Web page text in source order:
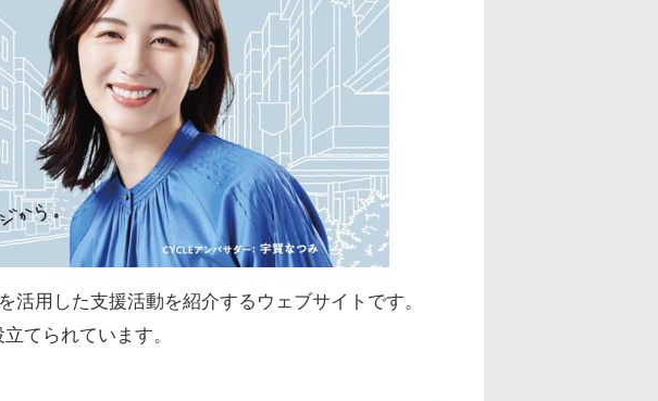
活用した支援活動を紹介するウェブサイトです。
てられています。